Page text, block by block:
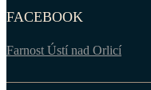
FACEBOOK
Farnost Ústí nad Orlicí